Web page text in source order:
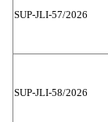
SUP-JLI-57/2026
SUP-JLI-58/2026